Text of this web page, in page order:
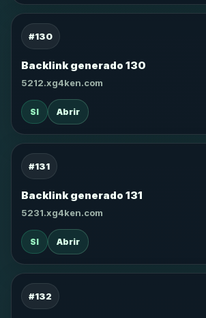
#130
Backlink generado 130
5212.xg4ken.com
SI Abrir
#131
Backlink generado 131
5231.xg4ken.com
SI Abrir
#132